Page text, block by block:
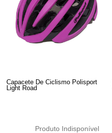
Capacete De Ciclismo Polisport
Light Road
Produto Indisponível